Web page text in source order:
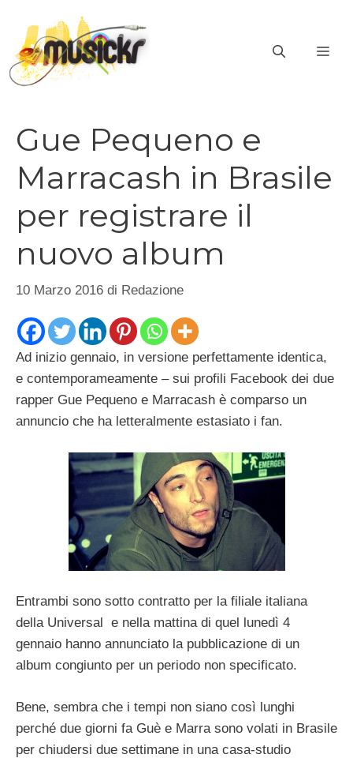
contenuto
Gue Pequeno e
Marracash in Brasile
per registrare il
nuovo album
10 Marzo 2016 di Redazione
Ad inizio gennaio, in versione perfettamente identica,
e contemporameamente – sui profili Facebook dei due
rapper Gue Pequeno e Marracash è comparso un
annuncio che ha letteralmente estasiato i fan.
Entrambi sono sotto contratto per la filiale italiana
della Universal e nella mattina di quel lunedì 4
gennaio hanno annunciato la pubblicazione di un
album congiunto per un periodo non specificato.
Bene, sembra che i tempi non siano così lunghi
perché due giorni fa Guè e Marra sono volati in Brasile
per chiudersi due settimane in una casa-studio